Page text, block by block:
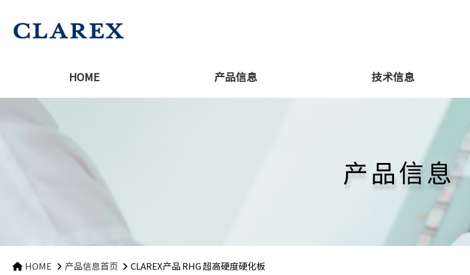
HOME 产品信息 技术信息
产品信息
HOME 产品信息首页 CLAREX产品 RHG 超高硬度硬化板